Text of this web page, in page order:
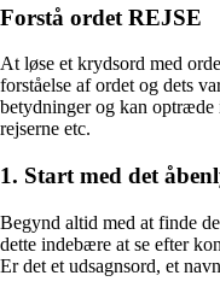
Forstå ordet REJSE
At løse et krydsord med
forståelse af ordet og dets
betydninger og kan optræde
rejserne etc.
1. Start med det
Begynd altid med at finde
dette indebære at se efter
Er det et udsagnsord, et